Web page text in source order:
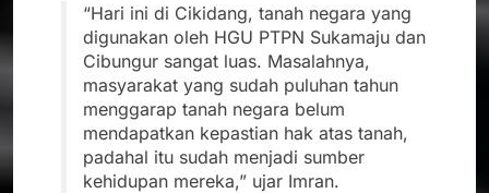
“Hari ini di Cikidang, tanah negara yang
digunakan oleh HGU PTPN Sukamaju dan
Cibungur sangat luas. Masalahnya,
masyarakat yang sudah puluhan tahun
menggarap tanah negara belum
mendapatkan kepastian hak atas tanah,
padahal itu sudah menjadi sumber
kehidupan mereka,” ujar Imran.